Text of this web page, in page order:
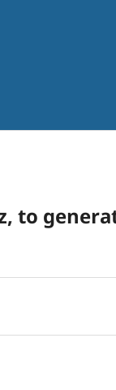
to